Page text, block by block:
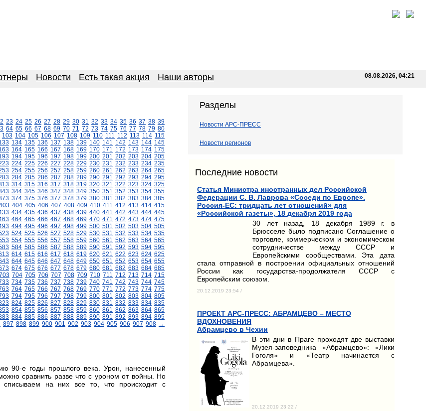
Новости Есть такая акция Наши авторы 08.08.2026, 04:21
23 24 25 26 27 28 29 30 31 32 33 34 35 36 37 38 39
64 65 66 67 68 69 70 71 72 73 74 75 76 77 78 79 80
103 104 105 106 107 108 109 110 111 112 113 114 115
134 135 136 137 138 139 140 141 142 143 144 145
164 165 166 167 168 169 170 171 172 173 174 175
194 195 196 197 198 199 200 201 202 203 204 205
224 225 226 227 228 229 230 231 232 233 234 235
254 255 256 257 258 259 260 261 262 263 264 265
284 285 286 287 288 289 290 291 292 293 294 295
314 315 316 317 318 319 320 321 322 323 324 325
344 345 346 347 348 349 350 351 352 353 354 355
374 375 376 377 378 379 380 381 382 383 384 385
404 405 406 407 408 409 410 411 412 413 414 415
434 435 436 437 438 439 440 441 442 443 444 445
464 465 466 467 468 469 470 471 472 473 474 475
494 495 496 497 498 499 500 501 502 503 504 505
524 525 526 527 528 529 530 531 532 533 534 535
554 555 556 557 558 559 560 561 562 563 564 565
584 585 586 587 588 589 590 591 592 593 594 595
614 615 616 617 618 619 620 621 622 623 624 625
644 645 646 647 648 649 650 651 652 653 654 655
674 675 676 677 678 679 680 681 682 683 684 685
704 705 706 707 708 709 710 711 712 713 714 715
734 735 736 737 738 739 740 741 742 743 744 745
764 765 766 767 768 769 770 771 772 773 774 775
794 795 796 797 798 799 800 801 802 803 804 805
824 825 826 827 828 829 830 831 832 833 834 835
854 855 856 857 858 859 860 861 862 863 864 865
884 885 886 887 888 889 890 891 892 893 894 895
897 898 899 900 901 902 903 904 905 906 907 908 →
90-е годы прошлого века. Урон, нанесенный
сравнить разве что с уроном от войны. Но
на них все то, что происходит с
Разделы
Новости АРС-ПРЕСС
Новости регионов
Последние новости
Статья Министра иностранных дел Российской
Федерации С. В. Лаврова «Соседи по Европе».
Россия-ЕС: тридцать лет отношений» для
«Российской газеты», 18 декабря 2019 года
30 лет назад, 18 декабря 1989 г. в
Брюсселе было подписано Соглашение о
торговле, коммерческом и экономическом
сотрудничестве между СССР и
Европейскими сообществами. Эта дата
стала отправной в построении официальных отношений
России как государства-продолжателя СССР с
Европейским союзом.
20.12.2019 23:54 /
ПРОЕКТ АРС-ПРЕСС: АБРАМЦЕВО – МЕСТО
ВДОХНОВЕНИЯ
Абрамцево в Чехии
В эти дни в Праге проходят две выставки
Музея-заповедника «Абрамцево»: «Лики
Гоголя» и «Театр начинается с
Абрамцева».
20.12.2019 23:22 /